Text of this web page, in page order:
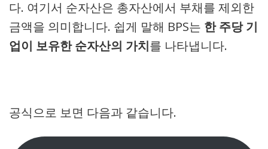
다. 여기서 순자산은 총자산에서 부채를 제외한
금액을 의미합니다. 쉽게 말해 BPS는 한 주당 기
업이 보유한 순자산의 가치를 나타냅니다.
공식으로 보면 다음과 같습니다.